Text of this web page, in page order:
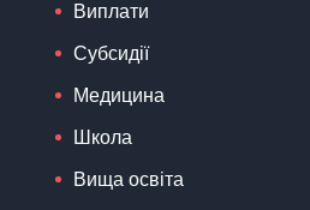
Виплати
Субсидії
Медицина
Школа
Вища освіта